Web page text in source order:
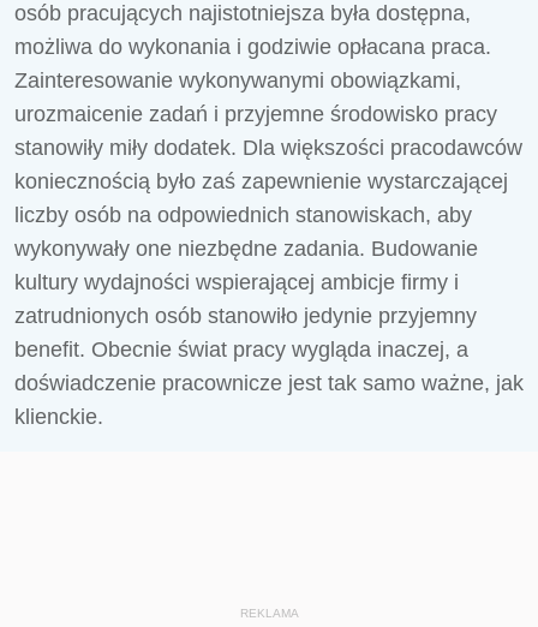
osób pracujących najistotniejsza była dostępna,
możliwa do wykonania i godziwie opłacana praca.
Zainteresowanie wykonywanymi obowiązkami,
urozmaicenie zadań i przyjemne środowisko pracy
stanowiły miły dodatek. Dla większości pracodawców
koniecznością było zaś zapewnienie wystarczającej
liczby osób na odpowiednich stanowiskach, aby
wykonywały one niezbędne zadania. Budowanie
kultury wydajności wspierającej ambicje firmy i
zatrudnionych osób stanowiło jedynie przyjemny
benefit. Obecnie świat pracy wygląda inaczej, a
doświadczenie pracownicze jest tak samo ważne, jak
klienckie.
REKLAMA